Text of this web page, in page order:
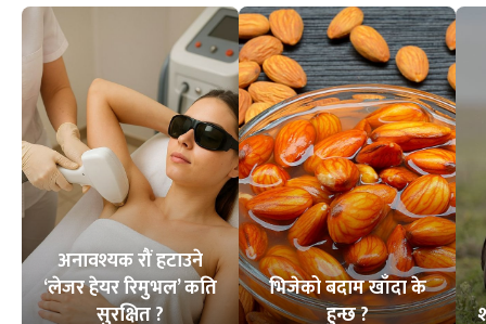
अनावश्यक रौं हटाउने
‘लेजर हेयर रिमुभल’ कति
सुरक्षित ?
भिजेको बदाम खाँदा के
हुन्छ ?